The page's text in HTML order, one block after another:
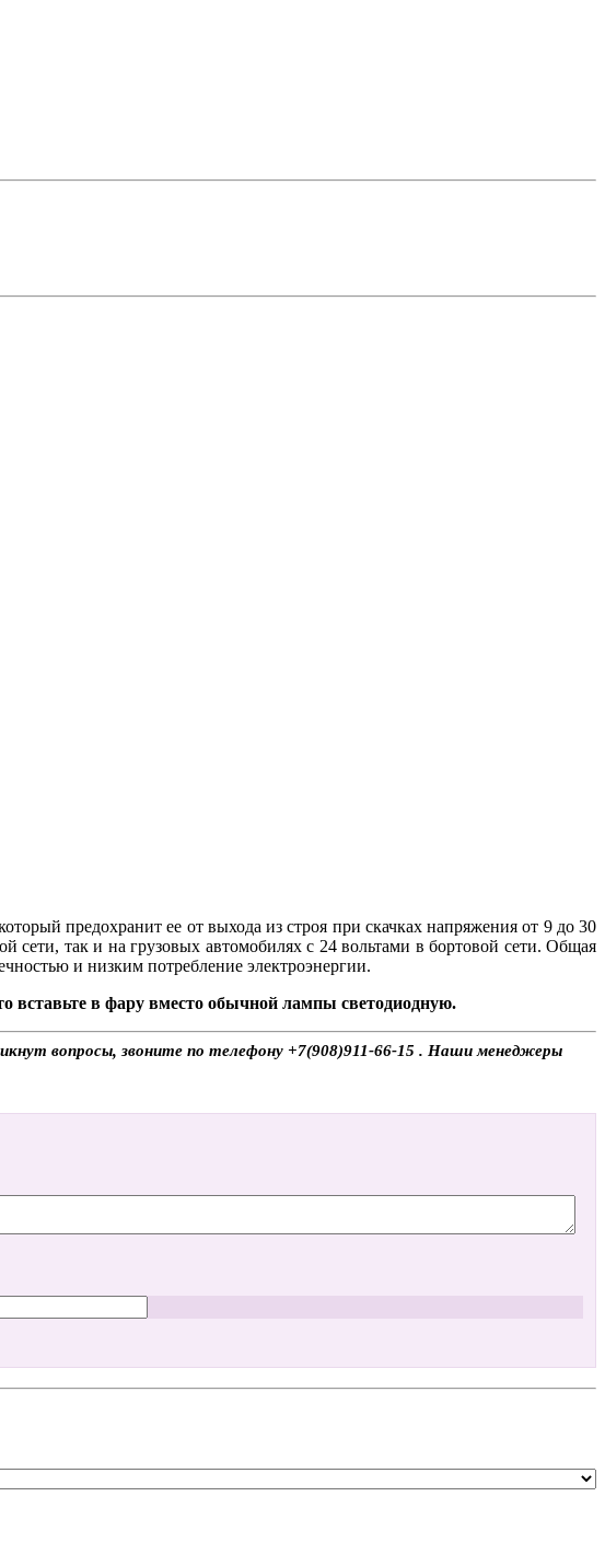
предохранит ее от выхода из строя при скачках напряжения от 9 до 30
сети, так и на грузовых автомобилях с 24 вольтами в бортовой сети. Общая
и низким потребление электроэнергии.
вставьте в фару вместо обычной лампы светодиодную.
вопросы, звоните по телефону +7(908)911-66-15 . Наши менеджеры